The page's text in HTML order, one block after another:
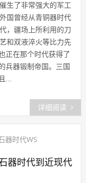
生了非常强大的军工
国曾经从青铜器时代
，疆场上所利用的刀
和双液淬火等比力先
正在那个时代获得了
兵器锻制帝国。三国
...
详细阅读
器时代WS
器时代到近现代